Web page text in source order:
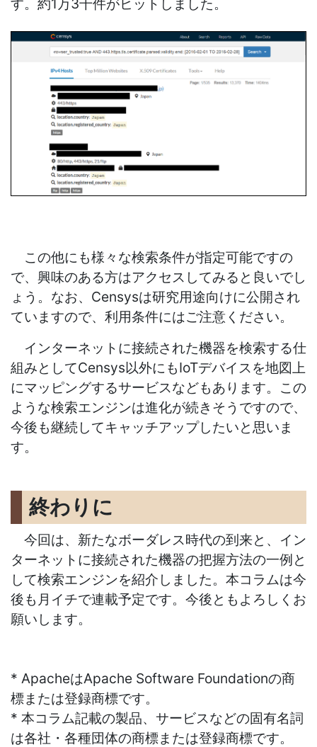
す。約1万3千件がヒットしました。
この他にも様々な検索条件が指定可能ですの
で、興味のある方はアクセスしてみると良いでし
ょう。なお、Censysは研究用途向けに公開され
ていますので、利用条件にはご注意ください。
インターネットに接続された機器を検索する仕
組みとしてCensys以外にもIoTデバイスを地図上
にマッピングするサービスなどもあります。この
ような検索エンジンは進化が続きそうですので、
今後も継続してキャッチアップしたいと思いま
す。
終わりに
今回は、新たなボーダレス時代の到来と、イン
ターネットに接続された機器の把握方法の一例と
して検索エンジンを紹介しました。本コラムは今
後も月イチで連載予定です。今後ともよろしくお
願いします。
* ApacheはApache Software Foundationの商
標または登録商標です。
* 本コラム記載の製品、サービスなどの固有名詞
は各社・各種団体の商標または登録商標です。